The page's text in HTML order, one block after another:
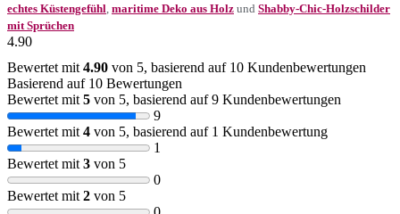
echtes Küstengefühl maritime Deko aus Holz und Shabby-Chic-Holzschilder
mit Sprüchen
4.90
Bewertet mit 4.90 von 5, basierend auf 10 Kundenbewertungen
Basierend auf 10 Bewertungen
Bewertet mit 5 von 5, basierend auf9 Kundenbewertungen
9
Bewertet mit 4 von 5, basierend auf 1 Kundenbewertung
1
Bewertet mit 3 von 5
0
Bewertet mit 2 von 5